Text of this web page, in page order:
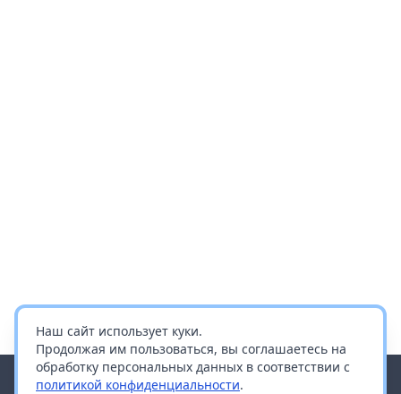
Наш сайт использует куки.
Продолжая им пользоваться, вы соглашаетесь на
обработку персональных данных в соответствии с
политикой конфиденциальности.